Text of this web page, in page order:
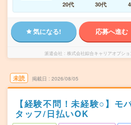
20代
30代
気になる! 応募へ進む
派遣会社 株式会社綜合キャリアオプシ
未読 掲載日 2026/08/05
【経験不問！未経験○】モ
タッフ/日払いOK